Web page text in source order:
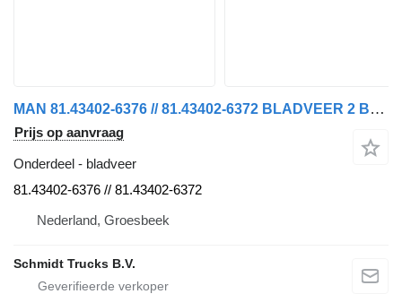
MAN 81.43402-6376 // 81.43402-6372 BLADVEER 2 BLADS TGS 18.430 MODEL voor vrachtwagen
Prijs op aanvraag
Onderdeel - bladveer
81.43402-6376 // 81.43402-6372
Nederland, Groesbeek
Schmidt Trucks B.V.